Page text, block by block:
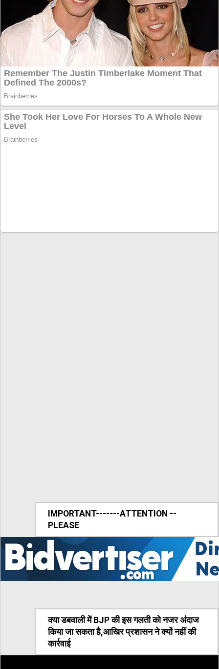
IMPORTANT-------ATTENTION --
PLEASE
क्या डबवाली में BJP की इस गलती को नजर अंदाज
किया जा सकता है,आखिर प्रशासन ने क्यों नहीं की
कार्रवाई